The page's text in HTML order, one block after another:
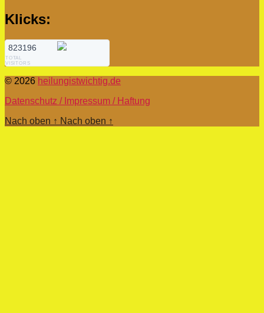
Klicks:
823196
TOTAL
VISITORS
© 2026 heilungistwichtig.de
Datenschutz / Impressum / Haftung
Nach oben ↑ Nach oben ↑